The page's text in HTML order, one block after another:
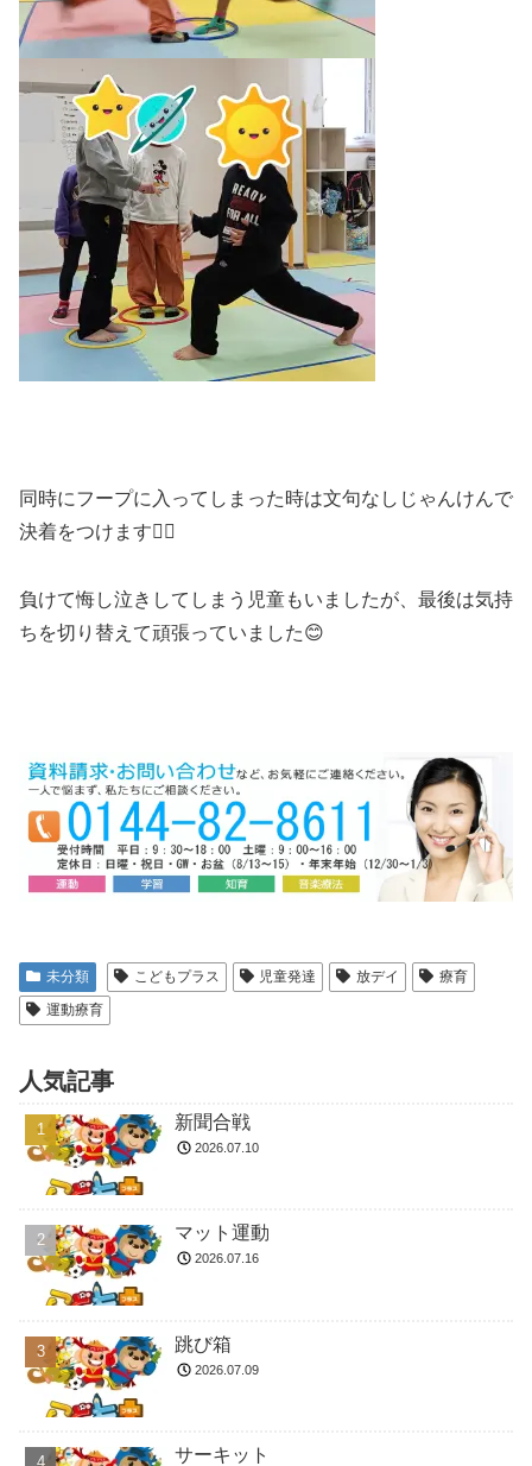
同時にフープに入ってしまった時は文句なしじゃんけんで
決着をつけます🙂‍↕️
負けて悔し泣きしてしまう児童もいましたが、最後は気持
ちを切り替えて頑張っていました😊
未分類 こどもプラス 児童発達 放デイ
療育
運動療育
人気記事
新聞合戦
2026.07.10
マット運動
2026.07.16
跳び箱
2026.07.09
サーキット